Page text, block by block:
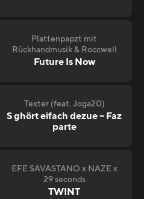
Plattenpapzt mit
Rückhandmusik & Roccwell
Future Is Now
Texter (feat. Joga20)
S ghört eifach dezue – Faz
parte
EFE SAVASTANO x NAZE x
29 seconds
TWINT